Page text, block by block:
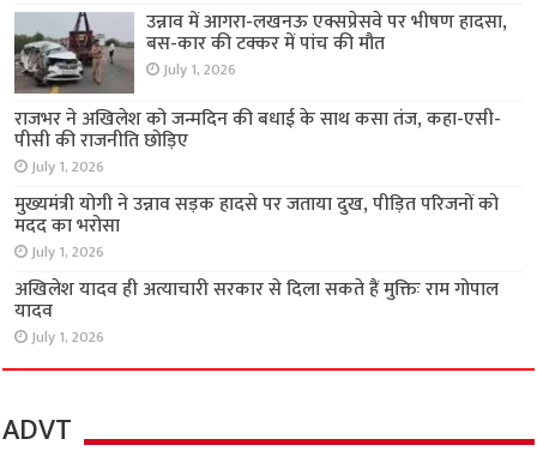
उन्नाव में आगरा-लखनऊ एक्सप्रेसवे पर भीषण हादसा,
बस-कार की टक्कर में पांच की मौत
July 1, 2026
राजभर ने अखिलेश को जन्मदिन की बधाई के साथ कसा तंज, कहा-एसी-
पीसी की राजनीति छोड़िए
July 1, 2026
मुख्यमंत्री योगी ने उन्नाव सड़क हादसे पर जताया दुख, पीड़ित परिजनों को
मदद का भरोसा
July 1, 2026
अखिलेश यादव ही अत्याचारी सरकार से दिला सकते हैं मुक्तिः राम गोपाल
यादव
July 1, 2026
ADVT